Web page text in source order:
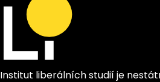
Institut liberálních studií je